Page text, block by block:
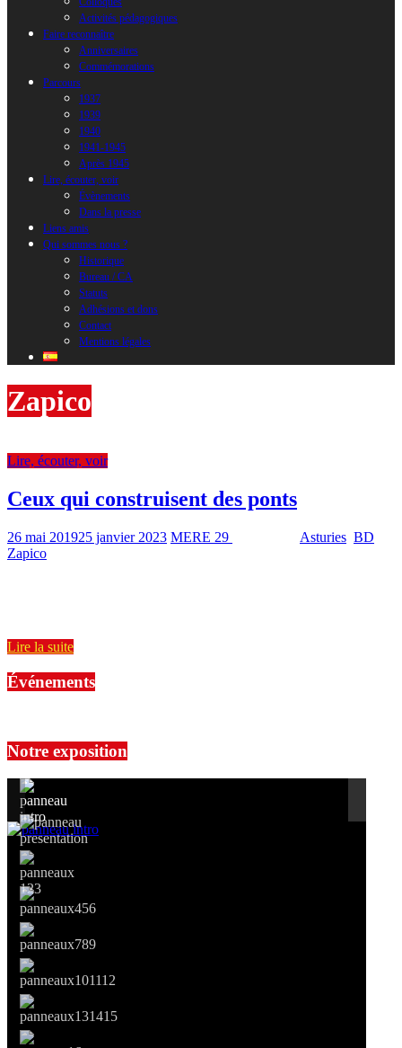
Activités pédagogiques
Faire reconnaître
Anniversaires
Commémorations
Parcours
1937
1939
1940
1941-1945
Après 1945
Lire, écouter, voir
Évènements
Dans la presse
Liens amis
Qui sommes nous ?
Historique
Bureau / CA
Statuts
Adhésions et dons
Contact
Mentions légales
Zapico
Lire, écouter, voir
Ceux qui construisent des ponts
26 mai 201925 janvier 2023 MERE 29 Asturies BD
Zapico
Lire la suite
Événements
Notre exposition